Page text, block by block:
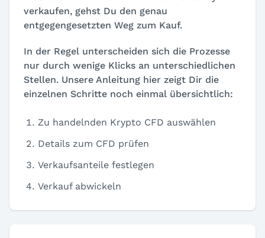
verkaufen, gehst Du den genau
entgegengesetzten Weg zum Kauf.
In der Regel unterscheiden sich die Prozesse
nur durch wenige Klicks an unterschiedlichen
Stellen. Unsere Anleitung hier zeigt Dir die
einzelnen Schritte noch einmal übersichtlich:
Zu handelnden Krypto CFD auswählen
Details zum CFD prüfen
Verkaufsanteile festlegen
Verkauf abwickeln